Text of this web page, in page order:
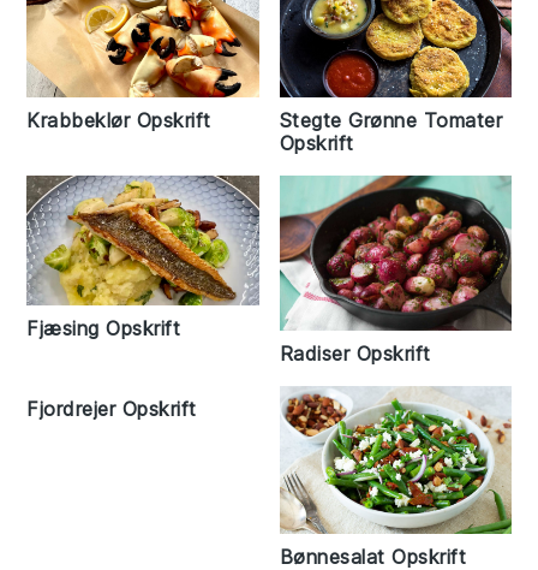
Krabbeklør Opskrift
Stegte Grønne Tomater
Opskrift
Fjæsing Opskrift
Radiser Opskrift
Fjordrejer Opskrift
Bønnesalat Opskrift